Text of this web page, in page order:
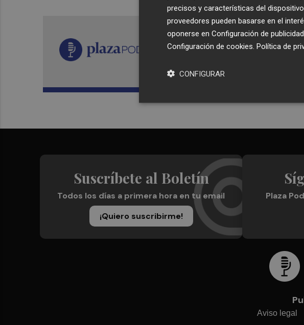
Recibe
Plaza
Suscríbete al Boletín
Todos los días a primera hora en tu email
¡Quiero suscribirme!
Plaza
Aviso legal
precisos y características del
proveedores pueden basarse en el
oponerse en Configuración de publicidad
Configuración de cookies Política de
CONFIGURAR